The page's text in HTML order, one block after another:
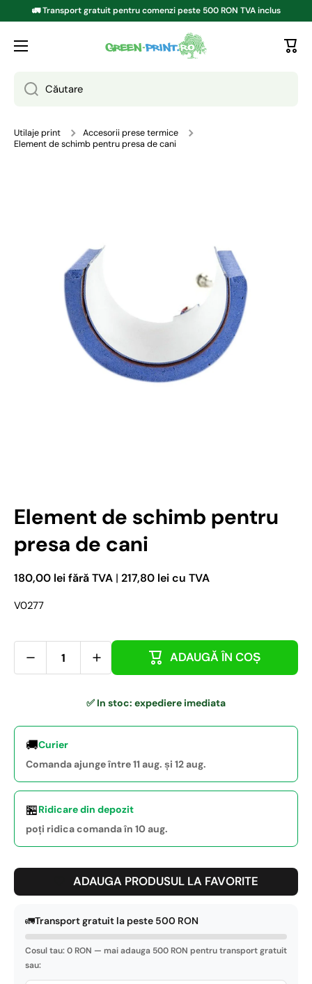
TRECI LA CONȚINUT
🚛 Transport gratuit pentru comenzi peste 500 RON TVA inclus
Căutare
Utilaje print
Accesorii prese termice
Element de schimb pentru presa de cani
Element de schimb pentru
presa de cani
180,00 lei fără TVA | 217,80 lei cu TVA
V0277
ADAUGĂ ÎN COȘ
✅ In stoc: expediere imediata
🚚Curier
Comanda ajunge între 11 aug. și 12 aug.
🏪Ridicare din depozit
poți ridica comanda în 10 aug.
ADAUGA PRODUSUL LA FAVORITE
🚛Transport gratuit la peste 500 RON
Cosul tau: 0 RON — mai adauga 500 RON pentru transport gratuit
sau: